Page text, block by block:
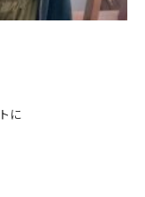
に